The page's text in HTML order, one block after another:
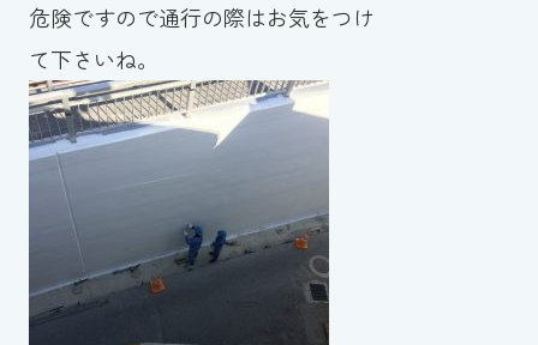
危険ですので通行の際はお気をつけ
て下さいね。